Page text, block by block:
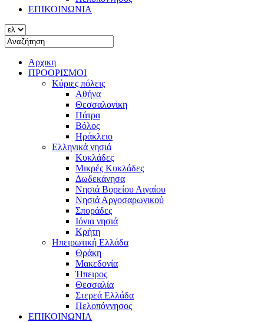
ΕΠΙΚΟΙΝΩΝΙΑ
Αρχικη
ΠΡΟΟΡΙΣΜΟΙ
Κύριες πόλεις
Αθήνα
Θεσσαλονίκη
Πάτρα
Βόλος
Ηράκλειο
Ελληνικά νησιά
Κυκλάδες
Μικρές Κυκλάδες
Δωδεκάνησα
Νησιά Βορείου Αιγαίου
Νησιά Αργοσαρωνικού
Σποράδες
Ιόνια νησιά
Κρήτη
Ηπειρωτική Ελλάδα
Θράκη
Μακεδονία
Ήπειρος
Θεσσαλία
Στερεά Ελλάδα
Πελοπόννησος
ΕΠΙΚΟΙΝΩΝΙΑ